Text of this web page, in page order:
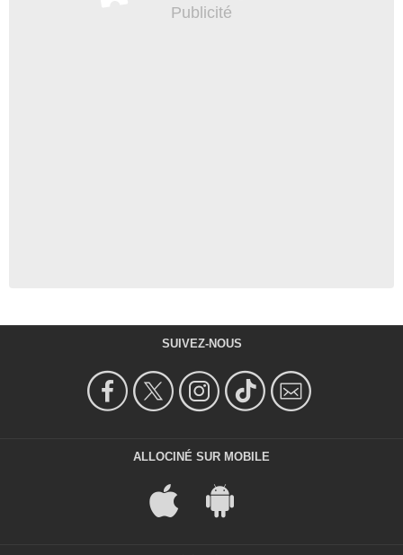
SUIVEZ-NOUS
ALLOCINÉ SUR MOBILE